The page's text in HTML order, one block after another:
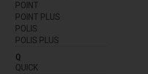
POINT
POINT PLUS
POLIS
POLIS PLUS
Q
QUICK